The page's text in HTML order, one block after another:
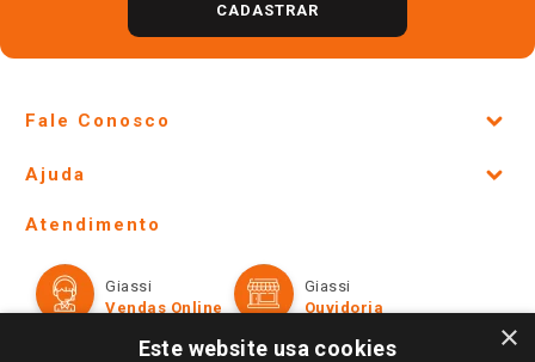
CADASTRAR
Fale Conosco
Lojas Físicas e Horários
Ofertas
Televendas
Ajuda
Formas de Pagamento
Políticas de entrega
Trocas e Devoluções
Atendimento
Giassi
Vendas Online
Giassi
Ouvidoria
×
Este website usa cookies